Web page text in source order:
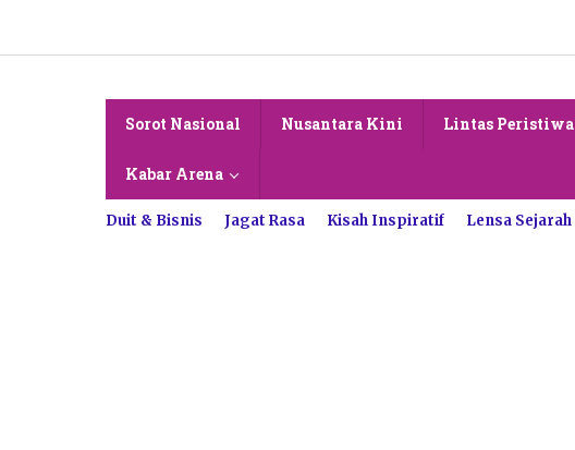
konten
Sorot Nasional Nusantara Kini Lintas Peristiwa
Kabar Arena
Duit & Bisnis Jagat Rasa Kisah Inspiratif Lensa Sejarah